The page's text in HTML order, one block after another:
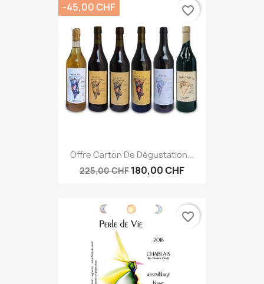
Offre Carton De Dégustation...
225,00 CHF 180,00 CHF
-45,00 CHF favorite_border
favorite_border